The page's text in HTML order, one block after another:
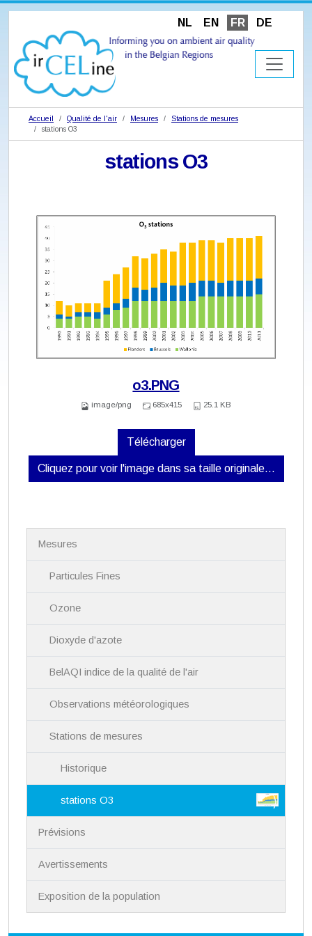
NL EN FR DE
Accueil Qualité de l'air Mesures
Stations de mesures
stations O3
stations O3
o3.PNG
image/png 685x415 25.1 KB
Télécharger
Cliquez pour voir l'image dans sa taille originale…
Mesures
Particules Fines
Ozone
Dioxyde d'azote
BelAQI indice de la qualité de l'air
Observations météorologiques
Stations de mesures
Historique
stations O3
Prévisions
Avertissements
Exposition de la population